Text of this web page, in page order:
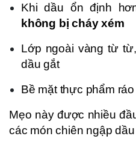
Khi dầu ổn định
không bị cháy xém
Lớp ngoài vàng từ
dầu gắt
Bề mặt thực phẩm
Mẹo này được nhiều
các món chiên ngập